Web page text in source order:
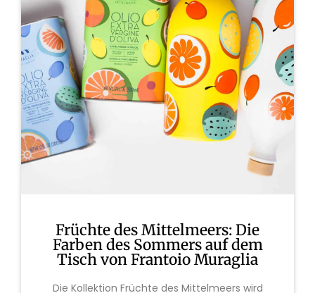
Früchte des Mittelmeers: Die
Farben des Sommers auf dem
Tisch von Frantoio Muraglia
Die Kollektion Früchte des Mittelmeers wird